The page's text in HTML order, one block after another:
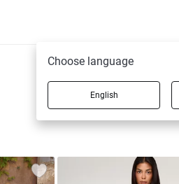
Choose language
English